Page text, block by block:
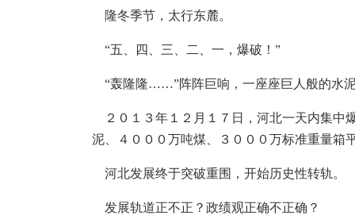
隆冬季节，太行东麓。
“五、四、三、二、一，爆破！”
“轰隆隆……”阵阵巨响，一座座巨人般的水
２０１３年１２月１７日，河北一天内集中
泥、４０００万吨煤、３０００万标准重量箱
河北发展终于突破重围，开始历史性转轨。
发展轨道正不正？政绩观正确不正确？